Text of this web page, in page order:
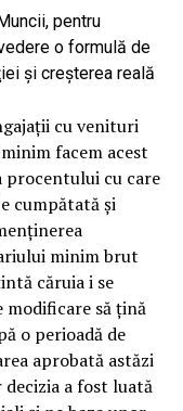
pentru
o formulă de
şi creşterea reală
cu venituri
facem acest
procentului cu care
cumpătată şi
minim brut
căruia i se
modificare să ţină
o perioadă de
aprobată astăzi
decizia a fost luată